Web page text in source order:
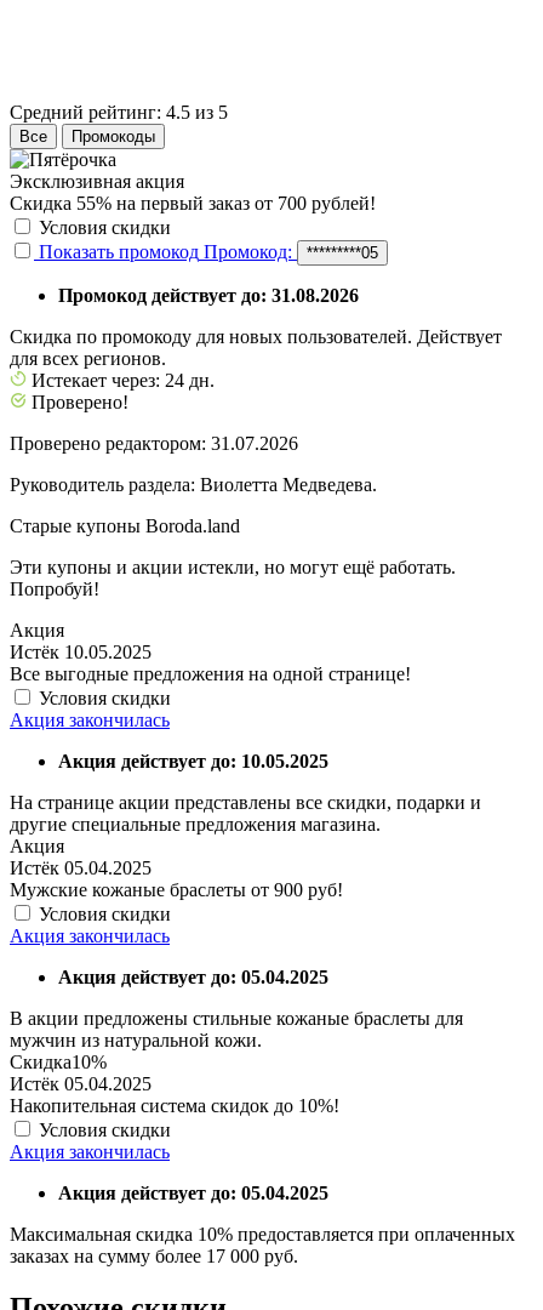
Средний рейтинг: 4.5 из 5
Все Промокоды
Эксклюзивная акция
Скидка 55% на первый заказ от 700 рублей!
Условия скидки
Показать промокод Промокод: *********05
Промокод действует до: 31.08.2026
Скидка по промокоду для новых пользователей. Действует
для всех регионов.
Истекает через: 24 дн.
Проверено!
Проверено редактором: 31.07.2026
Руководитель раздела: Виолетта Медведева.
Старые купоны Boroda.land
Эти купоны и акции истекли, но могут ещё работать.
Попробуй!
Акция
Истёк 10.05.2025
Все выгодные предложения на одной странице!
Условия скидки
Акция закончилась
Акция действует до: 10.05.2025
На странице акции представлены все скидки, подарки и
другие специальные предложения магазина.
Акция
Истёк 05.04.2025
Мужские кожаные браслеты от 900 руб!
Условия скидки
Акция закончилась
Акция действует до: 05.04.2025
В акции предложены стильные кожаные браслеты для
мужчин из натуральной кожи.
Скидка10%
Истёк 05.04.2025
Накопительная система скидок до 10%!
Условия скидки
Акция закончилась
Акция действует до: 05.04.2025
Максимальная скидка 10% предоставляется при оплаченных
заказах на сумму более 17 000 руб.